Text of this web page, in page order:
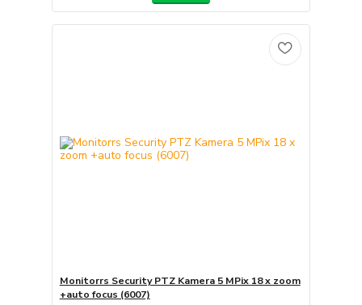
Monitorrs Security PTZ Kamera 5 MPix 18 x zoom
+auto focus (6007)